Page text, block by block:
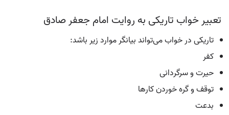
تعبیر خواب تاریکی به روایت امام جعفر صادق
تاریکی در خواب می‌تواند بیانگر موارد زیر باشد:
کفر
حیرت و سرگردانی
توقف و گره خوردن کارها
بدعت